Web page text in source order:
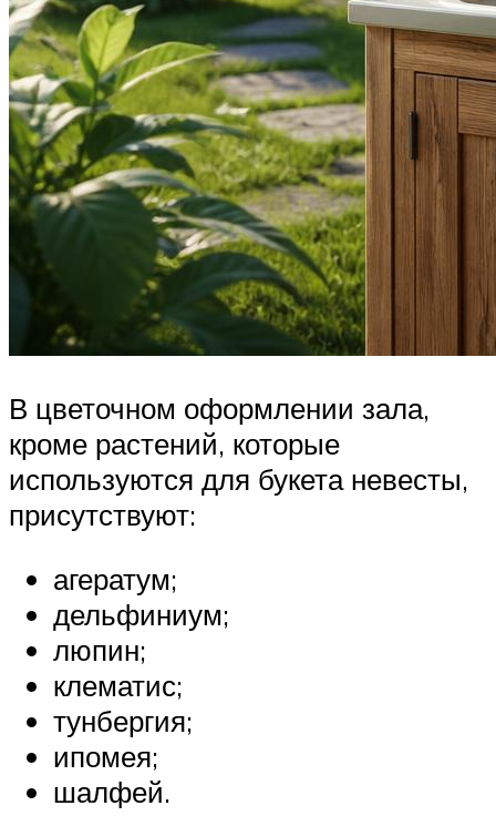
В цветочном оформлении зала,
кроме растений, которые
используются для букета невесты,
присутствуют:
агератум;
дельфиниум;
люпин;
клематис;
тунбергия;
ипомея;
шалфей.